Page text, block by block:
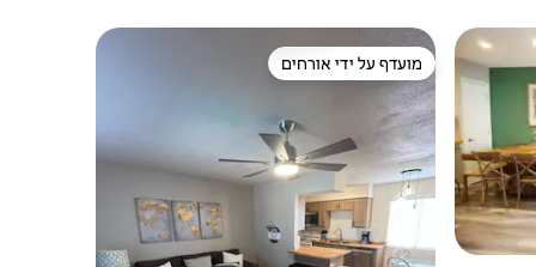
מועדף על ידי אורחים
מועדף על ידי אורחים